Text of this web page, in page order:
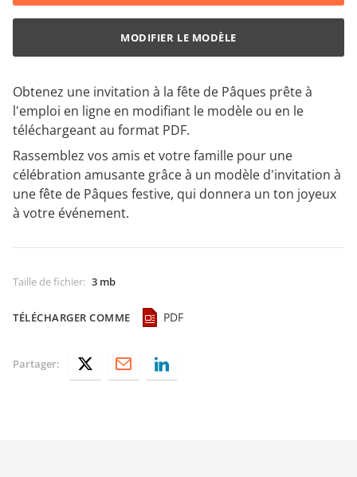
Obtenez une invitation à la fête de Pâques prête à
l'emploi en ligne en modifiant le modèle ou en le
téléchargeant au format PDF.
Rassemblez vos amis et votre famille pour une
célébration amusante grâce à un modèle d'invitation à
une fête de Pâques festive, qui donnera un ton joyeux
à votre événement.
Taille de fichier: 3 mb
TÉLÉCHARGER COMME PDF
MODIFIER LE MODÈLE
Partager: